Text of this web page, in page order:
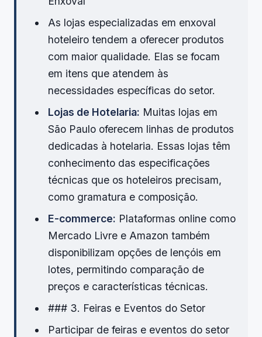
As lojas especializadas em enxoval
hoteleiro tendem a oferecer produtos
com maior qualidade. Elas se focam
em itens que atendem às
necessidades específicas do setor.
Lojas de Hotelaria: Muitas lojas em
São Paulo oferecem linhas de produtos
dedicadas à hotelaria. Essas lojas têm
conhecimento das especificações
técnicas que os hoteleiros precisam,
como gramatura e composição.
E-commerce: Plataformas online como
Mercado Livre e Amazon também
disponibilizam opções de lençóis em
lotes, permitindo comparação de
preços e características técnicas.
### 3. Feiras e Eventos do Setor
Participar de feiras e eventos do setor